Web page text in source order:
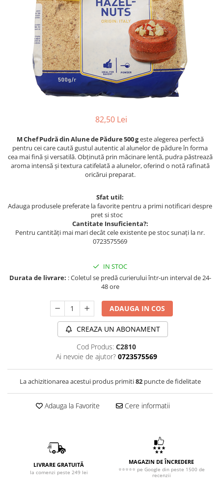
82,50 Lei
M Chef Pudră din Alune de Pădure 500 geste alegerea perfectă
pentru cei care caută gustul autentic al alunelor de pădure în forma
cea mai fină și versatilă. Obținută prin măcinare lentă, pudra păstrează
aroma intensă și textura catifelată a alunelor, oferind o notă rafinată
oricărui preparat.
Sfat util:
Adauga produsele preferate la favorite pentru a primi notificari despre
pret si stoc
Cantitate Insuficienta?:
Pentru cantități mai mari decât cele existente pe stoc sunați la nr.
0723575569
IN STOC
Durata de livrare: : Coletul se predă curierului într-un interval de 24-
48 ore
ADAUGA IN COS
CREAZA UN ABONAMENT
Cod Produs: C2810
Ai nevoie de ajutor? 0723575569
La achizitionarea acestui produs primiti82puncte de fidelitate
Adauga la Favorite Cere informatii
LIVRARE GRATUITĂ
la comenzi peste 249 lei
MAGAZIN DE ÎNCREDERE
⭐⭐⭐⭐⭐ pe Google din peste 1500 de
recenzii